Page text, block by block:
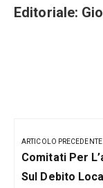
Editoriale:
articoli
ARTICOLO PRECEDENTE
Articolo
Precedente:
Comitati Per
Sul Debito